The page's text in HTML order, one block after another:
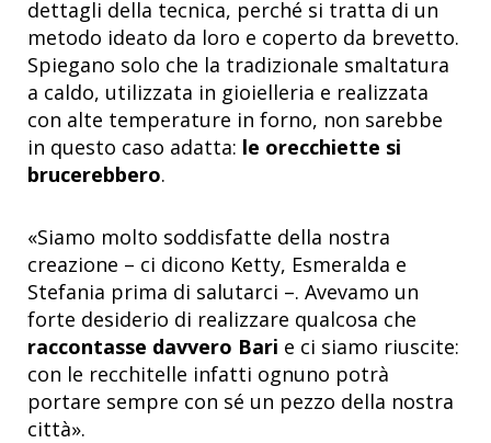
dettagli della tecnica, perché si tratta di un
metodo ideato da loro e coperto da brevetto.
Spiegano solo che la tradizionale smaltatura
a caldo, utilizzata in gioielleria e realizzata
con alte temperature in forno, non sarebbe
in questo caso adatta: le orecchiette si
brucerebbero.
«Siamo molto soddisfatte della nostra
creazione – ci dicono Ketty, Esmeralda e
Stefania prima di salutarci –. Avevamo un
forte desiderio di realizzare qualcosa che
raccontasse davvero Bari e ci siamo riuscite:
con le recchitelle infatti ognuno potrà
portare sempre con sé un pezzo della nostra
città».